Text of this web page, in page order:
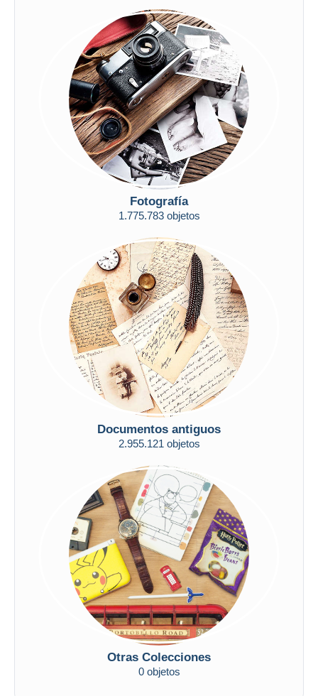
Fotografía
1.775.783 objetos
Documentos antiguos
2.955.121 objetos
Otras Colecciones
0 objetos